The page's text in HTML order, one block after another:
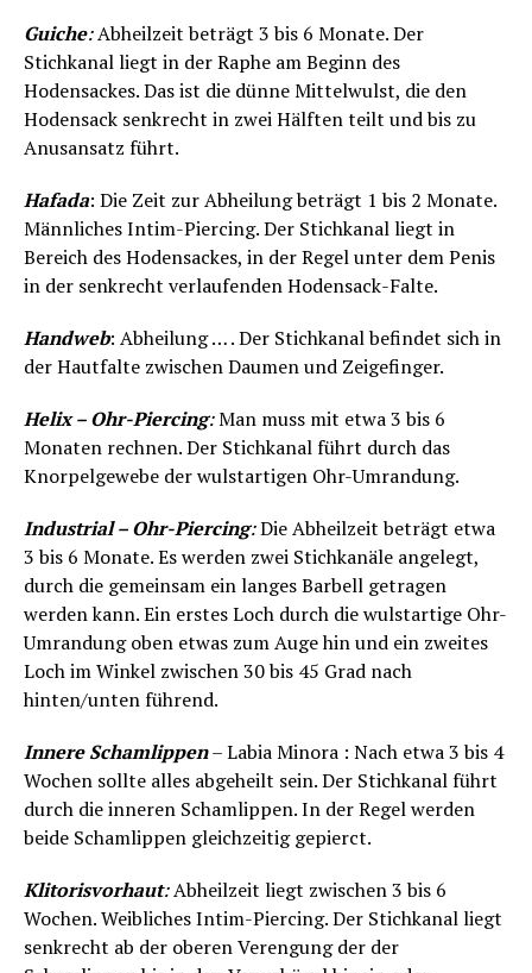
Guiche:Abheilzeit beträgt 3 bis 6 Monate. Der
Stichkanal liegt in der Raphe am Beginn des
Hodensackes. Das ist die dünne Mittelwulst, die den
Hodensack senkrecht in zwei Hälften teilt und bis zu
Anusansatz führt.
Hafada: Die Zeit zur Abheilung beträgt 1 bis 2 Monate.
Männliches Intim-Piercing. Der Stichkanal liegt in
Bereich des Hodensackes, in der Regel unter dem Penis
in der senkrecht verlaufenden Hodensack-Falte.
Handweb: Abheilung … . Der Stichkanal befindet sich in
der Hautfalte zwischen Daumen und Zeigefinger.
Helix – Ohr-Piercing:Man muss mit etwa 3 bis 6
Monaten rechnen. Der Stichkanal führt durch das
Knorpelgewebe der wulstartigen Ohr-Umrandung.
Industrial – Ohr-Piercing:Die Abheilzeit beträgt etwa
3 bis 6 Monate. Es werden zwei Stichkanäle angelegt,
durch die gemeinsam ein langes Barbell getragen
werden kann. Ein erstes Loch durch die wulstartige Ohr-
Umrandung oben etwas zum Auge hin und ein zweites
Loch im Winkel zwischen 30 bis 45 Grad nach
hinten/unten führend.
Innere Schamlippen– Labia Minora : Nach etwa 3 bis 4
Wochen sollte alles abgeheilt sein. Der Stichkanal führt
durch die inneren Schamlippen. In der Regel werden
beide Schamlippen gleichzeitig gepierct.
Klitorisvorhaut:Abheilzeit liegt zwischen 3 bis 6
Wochen. Weibliches Intim-Piercing. Der Stichkanal liegt
senkrecht ab der oberen Verengung der der